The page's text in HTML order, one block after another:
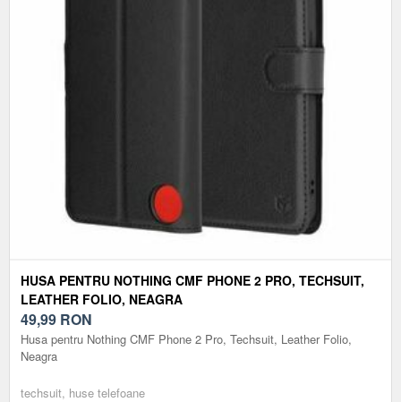
HUSA PENTRU NOTHING CMF PHONE 2 PRO, TECHSUIT,
LEATHER FOLIO, NEAGRA
49,99 RON
Husa pentru Nothing CMF Phone 2 Pro, Techsuit, Leather Folio,
Neagra
techsuit, huse telefoane